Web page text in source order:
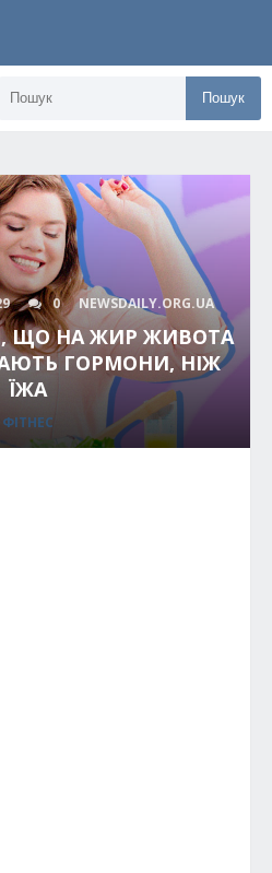
Пошук
0 NEWSDAILY.ORG.UA
ЩО НА ЖИР ЖИВОТА
ГОРМОНИ, НІЖ
ЇЖА
ФІТНЕС